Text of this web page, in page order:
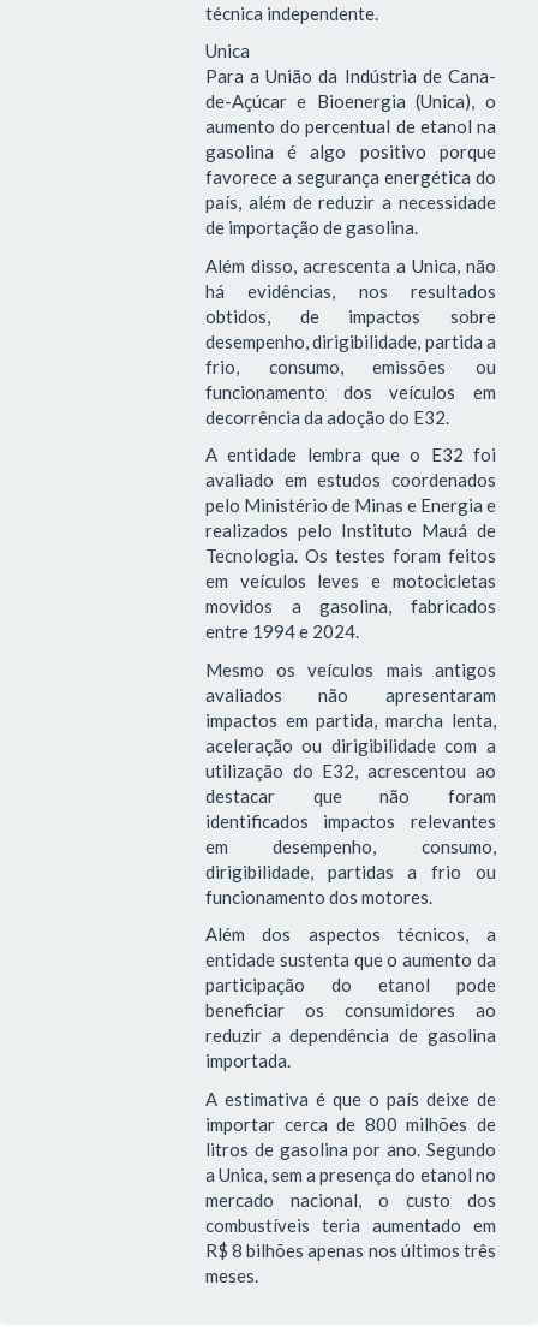
técnica independente.
Unica
Para a União da Indústria de Cana-
de-Açúcar e Bioenergia (Unica), o
aumento do percentual de etanol na
gasolina é algo positivo porque
favorece a segurança energética do
país, além de reduzir a necessidade
de importação de gasolina.
Além disso, acrescenta a Unica, não
há evidências, nos resultados
obtidos, de impactos sobre
desempenho, dirigibilidade, partida a
frio, consumo, emissões ou
funcionamento dos veículos em
decorrência da adoção do E32.
A entidade lembra que o E32 foi
avaliado em estudos coordenados
pelo Ministério de Minas e Energia e
realizados pelo Instituto Mauá de
Tecnologia. Os testes foram feitos
em veículos leves e motocicletas
movidos a gasolina, fabricados
entre 1994 e 2024.
Mesmo os veículos mais antigos
avaliados não apresentaram
impactos em partida, marcha lenta,
aceleração ou dirigibilidade com a
utilização do E32, acrescentou ao
destacar que não foram
identificados impactos relevantes
em desempenho, consumo,
dirigibilidade, partidas a frio ou
funcionamento dos motores.
Além dos aspectos técnicos, a
entidade sustenta que o aumento da
participação do etanol pode
beneficiar os consumidores ao
reduzir a dependência de gasolina
importada.
A estimativa é que o país deixe de
importar cerca de 800 milhões de
litros de gasolina por ano. Segundo
a Unica, sem a presença do etanol no
mercado nacional, o custo dos
combustíveis teria aumentado em
R$ 8 bilhões apenas nos últimos três
meses.